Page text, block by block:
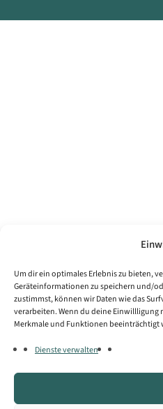
Um dir ein optimales Erlebnis zu bieten,
Geräteinformationen zu speichern und/
zustimmst, können wir Daten wie das
verarbeiten. Wenn du deine
Merkmale und Funktionen beeinträchtigt
Dienste verwalten